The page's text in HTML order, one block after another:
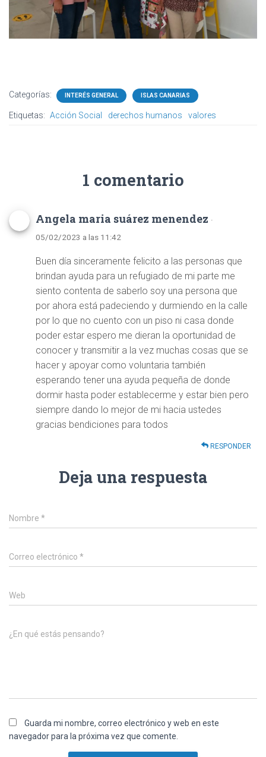
Categorías: INTERÉS GENERAL ISLAS CANARIAS
Etiquetas: Acción Social derechos humanos valores
1 comentario
Angela maria suárez menendez ·
05/02/2023 a las 11:42
Buen día sinceramente felicito a las personas que
brindan ayuda para un refugiado de mi parte me
siento contenta de saberlo soy una persona que
por ahora está padeciendo y durmiendo en la calle
por lo que no cuento con un piso ni casa donde
poder estar espero me dieran la oportunidad de
conocer y transmitir a la vez muchas cosas que se
hacer y apoyar como voluntaria también
esperando tener una ayuda pequeña de donde
dormir hasta poder establecerme y estar bien pero
siempre dando lo mejor de mi hacia ustedes
gracias bendiciones para todos
RESPONDER
Deja una respuesta
Nombre *
Correo electrónico *
Web
¿En qué estás pensando?
Guarda mi nombre, correo electrónico y web en este
navegador para la próxima vez que comente.